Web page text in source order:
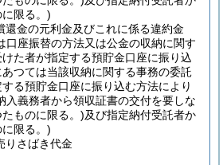
限る。)
還金の元利金及びこれに係る違約金
口座振替の方法又は公金の収納に関す
た者が指定する預貯金口座に振り込
つては当該収納に関する事務の委託
る預貯金口座に振り込む方法により
入義務者から領収証書の交付を要しな
ものに限る。)及び指定納付受託者か
限る。)
りさばき代金